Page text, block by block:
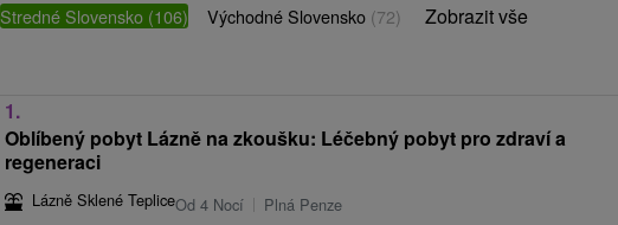
Stredné Slovensko (106) Východné Slovensko (72) Zobrazit vše
1.
Oblíbený pobyt Lázně na zkoušku: Léčebný pobyt pro zdraví a
regeneraci
Lázně Sklené TepliceOd 4 Nocí
Plná Penze